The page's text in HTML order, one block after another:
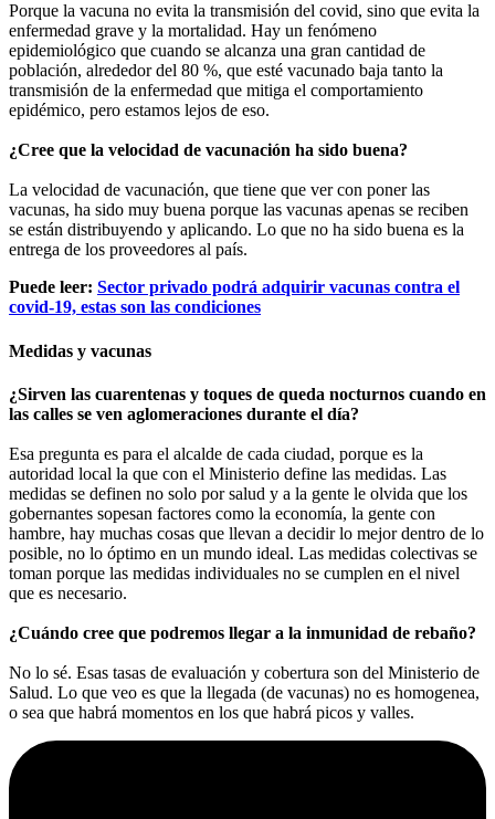
Porque la vacuna no evita la transmisión del covid, sino que evita la
enfermedad grave y la mortalidad. Hay un fenómeno
epidemiológico que cuando se alcanza una gran cantidad de
población, alrededor del 80 %, que esté vacunado baja tanto la
transmisión de la enfermedad que mitiga el comportamiento
epidémico, pero estamos lejos de eso.
¿Cree que la velocidad de vacunación ha sido buena?
La velocidad de vacunación, que tiene que ver con poner las
vacunas, ha sido muy buena porque las vacunas apenas se reciben
se están distribuyendo y aplicando. Lo que no ha sido buena es la
entrega de los proveedores al país.
Puede leer: Sector privado podrá adquirir vacunas contra el
covid-19, estas son las condiciones
Medidas y vacunas
¿Sirven las cuarentenas y toques de queda nocturnos cuando en
las calles se ven aglomeraciones durante el día?
Esa pregunta es para el alcalde de cada ciudad, porque es la
autoridad local la que con el Ministerio define las medidas. Las
medidas se definen no solo por salud y a la gente le olvida que los
gobernantes sopesan factores como la economía, la gente con
hambre, hay muchas cosas que llevan a decidir lo mejor dentro de lo
posible, no lo óptimo en un mundo ideal. Las medidas colectivas se
toman porque las medidas individuales no se cumplen en el nivel
que es necesario.
¿Cuándo cree que podremos llegar a la inmunidad de rebaño?
No lo sé. Esas tasas de evaluación y cobertura son del Ministerio de
Salud. Lo que veo es que la llegada (de vacunas) no es homogenea,
o sea que habrá momentos en los que habrá picos y valles.